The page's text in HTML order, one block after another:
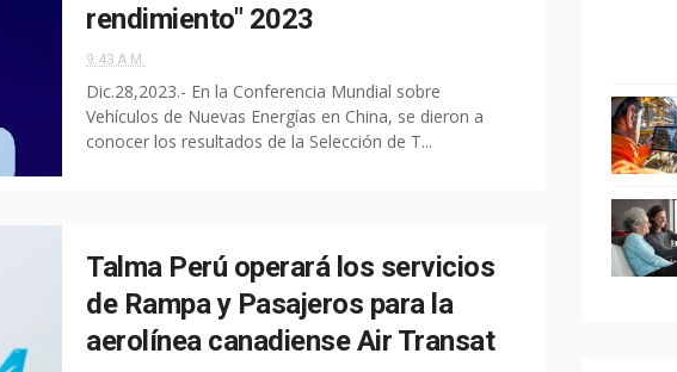
rendimiento" 2023
9:43 A.M.
Dic.28,2023.- En la Conferencia Mundial sobre
Vehículos de Nuevas Energías en China, se dieron a
conocer los resultados de la Selección de T...
Talma Perú operará los servicios
de Rampa y Pasajeros para la
aerolínea canadiense Air Transat